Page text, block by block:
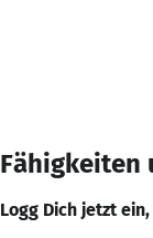
Fähigkeiten
Logg Dich jetzt